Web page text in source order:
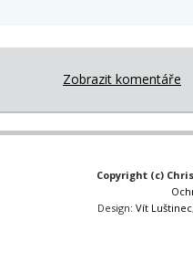
Zobrazit komentáře
Copyright (c)
Design:Vít Luštinec